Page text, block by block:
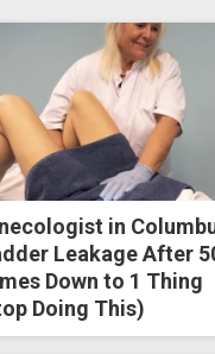
in
Leakage After
Down to 1 Thing
Doing This)